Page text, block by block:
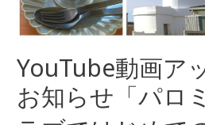
YouTube動画ア
お知らせ「パロ